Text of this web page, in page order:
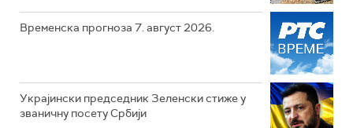
Временска прогноза 7. август 2026.
Украјински председник Зеленски стиже у
званичну посету Србији